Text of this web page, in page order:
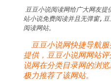
豆豆小说阅读网给广大网友
站小说免费阅读并且无弹窗,
阅读网站。
豆豆小说网快捷导航服
提供，豆豆小说网网站
说网在分类目录网的浏
极力推荐了该网站。